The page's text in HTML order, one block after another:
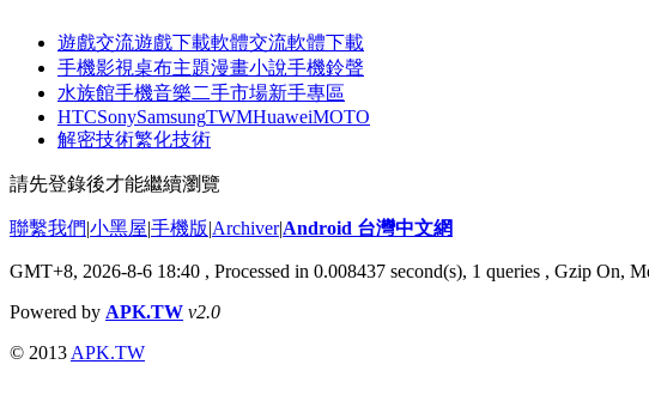
遊戲交流遊戲下載軟體交流軟體下載
手機影視桌布主題漫畫小說手機鈴聲
水族館手機音樂二手市場新手專區
HTCSonySamsungTWMHuaweiMOTO
解密技術繁化技術
請先登錄後才能繼續瀏覽
聯繫我們|小黑屋|手機版|Archiver|Android 台灣中文網
GMT+8, 2026-8-6 18:40 , Processed in 0.008437 second(s), 1 queries , Gzip On,
Powered by APK.TW v2.0
© 2013 APK.TW